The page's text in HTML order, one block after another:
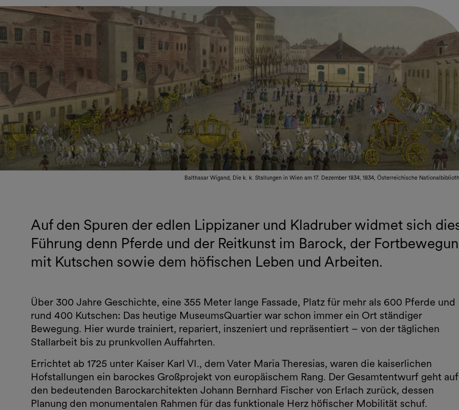
Balthasar Wigand, Die k. k. Stallungen in Wien am 17. Dezember 1834, 1834, Österreichische
Auf den Spuren der edlen Lippizaner und Kladruber widmet sich
Führung denn Pferde und der Reitkunst im Barock, der
mit Kutschen sowie dem höfischen Leben und Arbeiten.
Über 300 Jahre Geschichte, eine 355 Meter lange Fassade, Platz für mehr als 600 Pferde und
rund 400 Kutschen: Das heutige MuseumsQuartier war schon immer ein Ort ständiger
Bewegung. Hier wurde trainiert, repariert, inszeniert und repräsentiert – von der täglichen
Stallarbeit bis zu prunkvollen Auffahrten.
Errichtet ab 1725 unter Kaiser Karl VI., dem Vater Maria Theresias, waren die kaiserlichen
Hofstallungen ein barockes Großprojekt von europäischem Rang. Der Gesamtentwurf geht auf
den bedeutenden Barockarchitekten Johann Bernhard Fischer von Erlach zurück, dessen
Planung den monumentalen Rahmen für das funktionale Herz höfischer Mobilität schuf.